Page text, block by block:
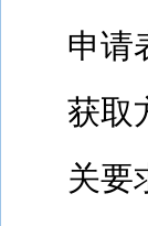
申请
获取
关要